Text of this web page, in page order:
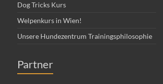
Dog Tricks Kurs
Welpenkurs in Wien!
Unsere Hundezentrum Trainingsphilosophie
Partner